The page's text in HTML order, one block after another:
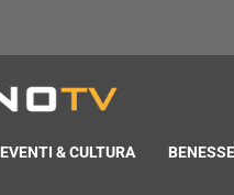
EVENTI & CULTURA